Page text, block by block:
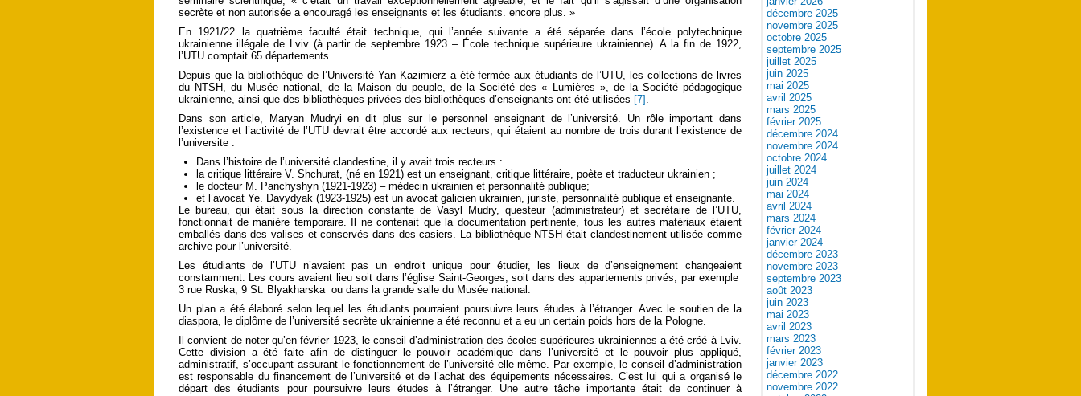
secrète et non autorisée a encouragé les enseignants et les étudiants. encore plus. »
En 1921/22 la quatrième faculté était technique, qui l’année suivante a été séparée dans l’école polytechnique
ukrainienne illégale de Lviv (à partir de septembre 1923 – École technique supérieure ukrainienne). A la fin de 1922,
l’UTU comptait 65 départements.
Depuis que la bibliothèque de l’Université Yan Kazimierz a été fermée aux étudiants de l’UTU, les collections de livres
du NTSH, du Musée national, de la Maison du peuple, de la Société des « Lumières », de la Société pédagogique
ukrainienne, ainsi que des bibliothèques privées des bibliothèques d’enseignants ont été utilisées [7]
Dans son article, Maryan Mudryi en dit plus sur le personnel enseignant de l’université. Un rôle important dans
l’existence et l’activité de l’UTU devrait être accordé aux recteurs, qui étaient au nombre de trois durant l’existence de
l’universite :
Dans l’histoire de l’université clandestine, il y avait trois recteurs :
la critique littéraire V. Shchurat, (né en 1921) est un enseignant, critique littéraire, poète et traducteur ukrainien ;
le docteur M. Panchyshyn (1921-1923) – médecin ukrainien et personnalité publique;
et l’avocat Ye. Davydyak (1923-1925) est un avocat galicien ukrainien, juriste, personnalité publique et enseignante.
Le bureau, qui était sous la direction constante de Vasyl Mudry, questeur (administrateur) et secrétaire de l’UTU,
fonctionnait de manière temporaire. Il ne contenait que la documentation pertinente, tous les autres matériaux étaient
emballés dans des valises et conservés dans des casiers. La bibliothèque NTSH était clandestinement utilisée comme
archive pour l’université.
Les étudiants de l’UTU n’avaient pas un endroit unique pour étudier, les lieux de d’enseignement changeaient
constamment. Les cours avaient lieu soit dans l’église Saint-Georges, soit dans des appartements privés, par exemple
3 rue Ruska, 9 St. Blyakharska ou dans la grande salle du Musée national.
Un plan a été élaboré selon lequel les étudiants pourraient poursuivre leurs études à l’étranger. Avec le soutien de la
diaspora, le diplôme de l’université secrète ukrainienne a été reconnu et a eu un certain poids hors de la Pologne.
Il convient de noter qu’en février 1923, le conseil d’administration des écoles supérieures ukrainiennes a été créé à Lviv.
Cette division a été faite afin de distinguer le pouvoir académique dans l’université et le pouvoir plus appliqué,
administratif, s’occupant assurant le fonctionnement de l’université elle-même. Par exemple, le conseil d’administration
est responsable du financement de l’université et de l’achat des équipements nécessaires. C’est lui qui a organisé le
départ des étudiants pour poursuivre leurs études à l’étranger. Une autre tâche importante était de continuer à
décembre 2025
novembre 2025
octobre 2025
septembre 2025
juillet 2025
juin 2025
mai 2025
avril 2025
mars 2025
février 2025
décembre 2024
novembre 2024
octobre 2024
juillet 2024
juin 2024
mai 2024
avril 2024
mars 2024
février 2024
janvier 2024
décembre 2023
novembre 2023
septembre 2023
août 2023
juin 2023
mai 2023
avril 2023
mars 2023
février 2023
janvier 2023
décembre 2022
novembre 2022